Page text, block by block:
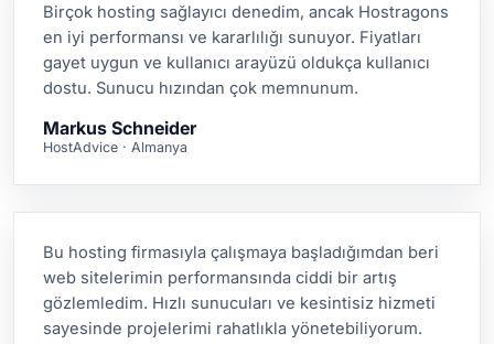
Birçok hosting sağlayıcı denedim, ancak Hostragons
en iyi performansı ve kararlılığı sunuyor. Fiyatları
gayet uygun ve kullanıcı arayüzü oldukça kullanıcı
dostu. Sunucu hızından çok memnunum.
Markus Schneider
HostAdvice · Almanya
Bu hosting firmasıyla çalışmaya başladığımdan beri
web sitelerimin performansında ciddi bir artış
gözlemledim. Hızlı sunucuları ve kesintisiz hizmeti
sayesinde projelerimi rahatlıkla yönetebiliyorum.